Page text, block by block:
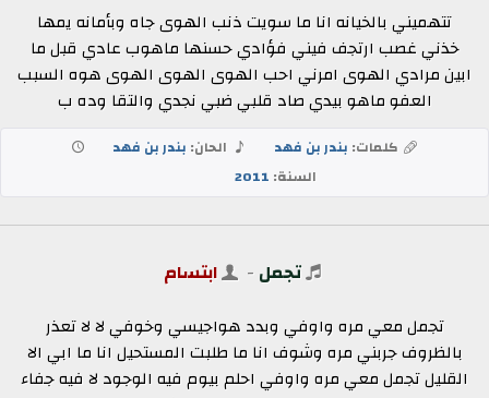
تتهميني بالخيانه انا ما سويت ذنب الهوى جاه وبأمانه يمها
خذني غصب ارتجف فيني فؤادي حسنها ماهوب عادي قبل ما
ابين مرادي الهوى امرني احب الهوى الهوى الهوى هوه السبب
العفو ماهو بيدي صاد قلبي ضبي نجدي والتقا وده ب
كلمات: بندر بن فهد الحان: بندر بن فهد
السنة: 2011
تجمل - ابتسام
تجمل معي مره واوفي وبدد هواجيسي وخوفي لا لا تعذر
بالظروف جربني مره وشوف انا ما طلبت المستحيل انا ما ابي الا
القليل تجمل معي مره واوفي احلم بيوم فيه الوجود لا فيه جفاء